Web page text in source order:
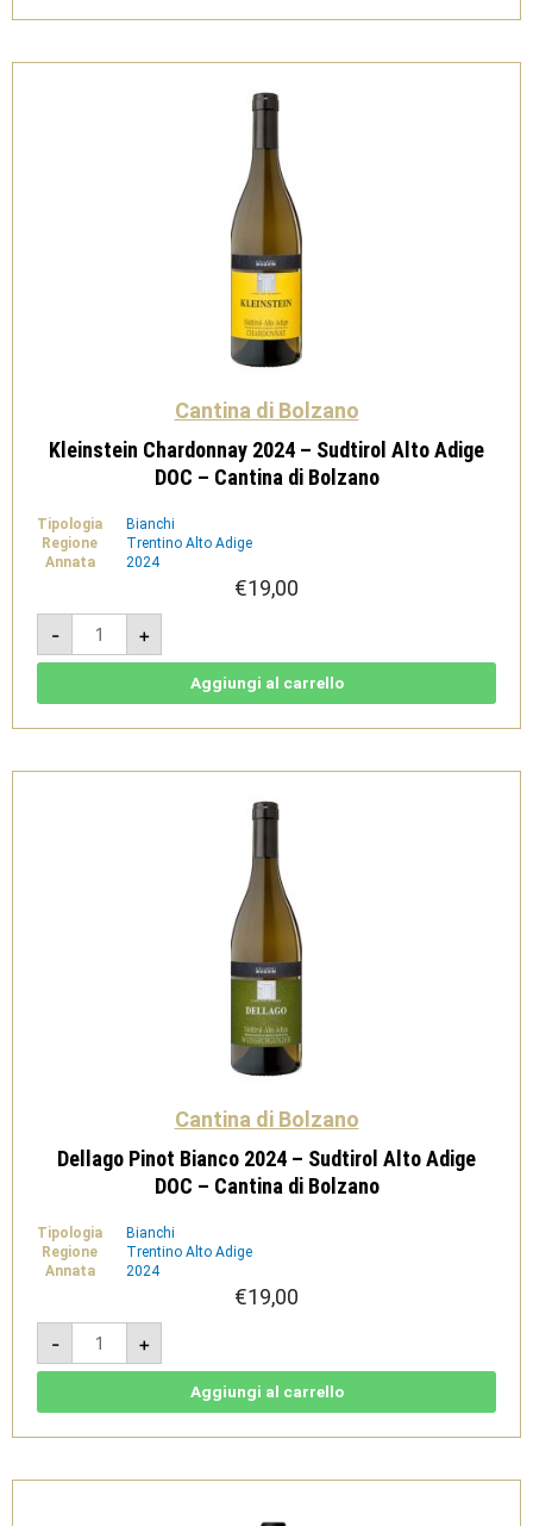
DOC
di
Cantina di Bolzano
Kleinstein Chardonnay 2024 – Sudtirol Alto Adige
DOC – Cantina di Bolzano
Tipologia
Bianchi
Regione
Trentino Alto Adige
Annata
2024
€19,00
-
Kleinstein
Chardonnay
2024
-
DOC
di
+
Aggiungi al carrello
Cantina di Bolzano
Dellago Pinot Bianco 2024 – Sudtirol Alto Adige
DOC – Cantina di Bolzano
Tipologia
Bianchi
Regione
Trentino Alto Adige
Annata
2024
€19,00
-
Dellago
Pinot
Bianco
2024
Adige
Cantina
+
Aggiungi al carrello